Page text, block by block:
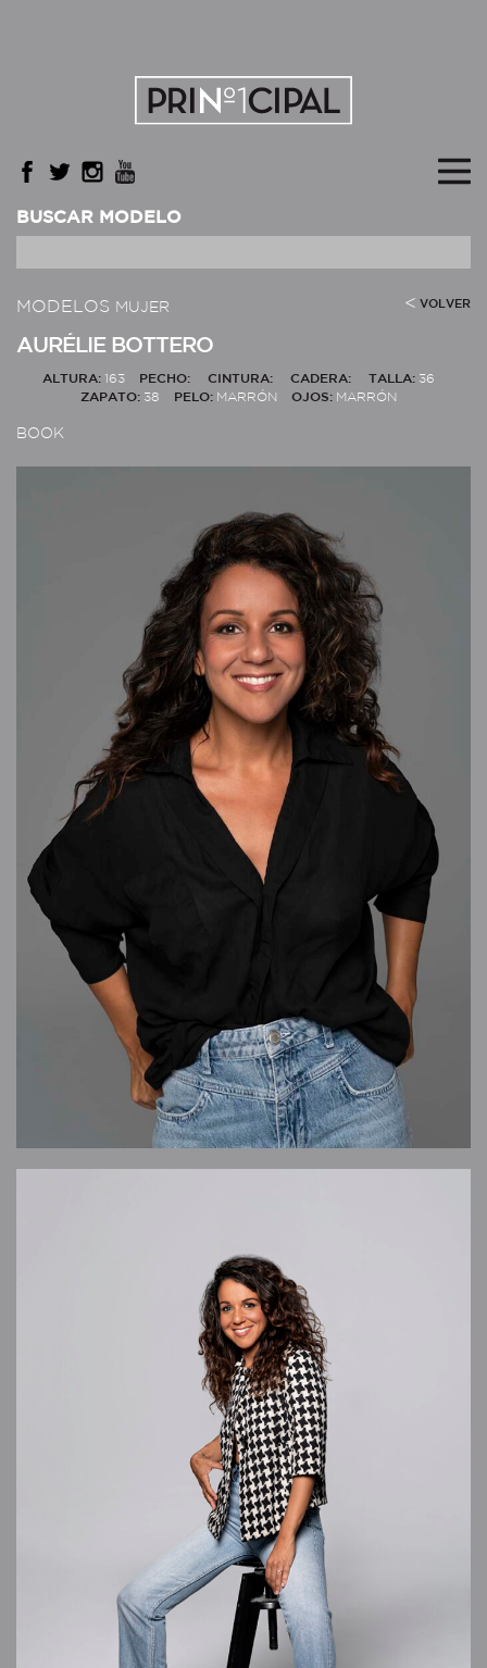
BUSCAR MODELO
MODELOS MUJER VOLVER
AURÉLIE BOTTERO
ALTURA: 163 PECHO: CINTURA: CADERA: TALLA: 36
ZAPATO: 38 PELO: MARRÓN OJOS: MARRÓN
BOOK